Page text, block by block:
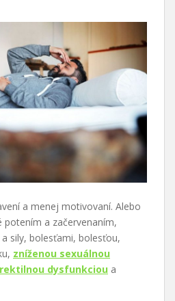
a menej motivovaní. Alebo
potením a začervenaním,
sily, bolesťami, bolesťou,
zníženou sexuálnou
dysfunkciou a